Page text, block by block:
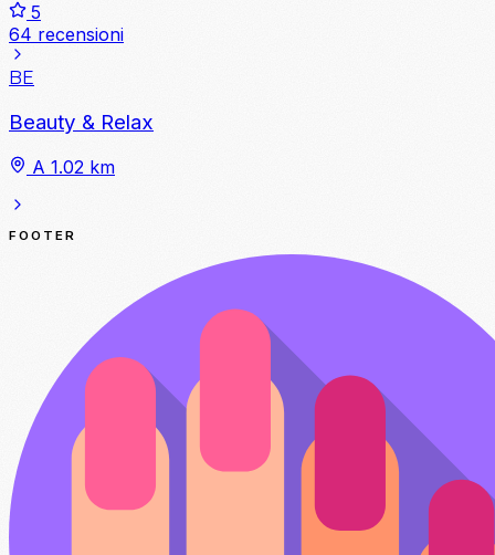
5
64 recensioni
BE
Beauty & Relax
A 1.02 km
FOOTER